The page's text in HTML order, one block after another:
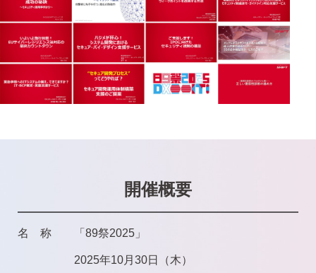
開催概要
名 称 「89祭2025」
2025年10月30日（木）